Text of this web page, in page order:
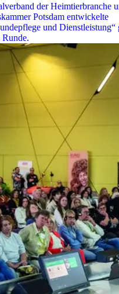
der Heimtierbranche
Potsdam entwickelte
und Dienstleistung“